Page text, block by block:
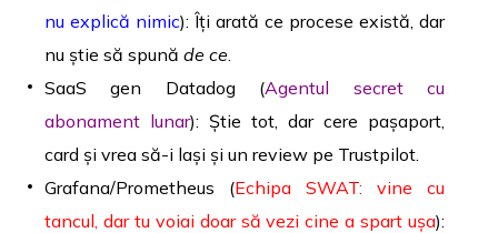
nu explică nimic): Îți arată ce procese există, dar
nu știe să spună de ce
SaaS gen Datadog (Agentul secret cu
abonament lunar): Știe tot, dar cere pașaport,
card și vrea să-i lași și un review pe Trustpilot.
Grafana/Prometheus (Echipa SWAT: vine cu
tancul, dar tu voiai doar să vezi cine a spart ușa):